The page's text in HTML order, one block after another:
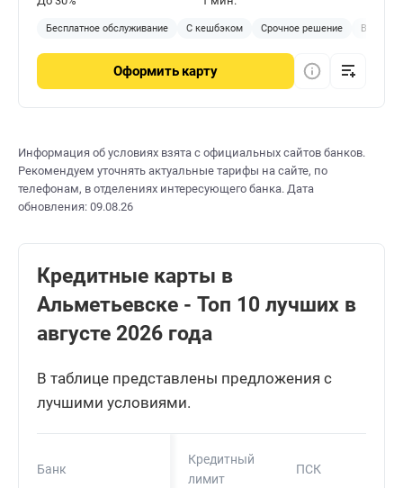
Бесплатное обслуживание С кешбэком Срочное решение
Оформить карту
Информация об условиях взята с официальных сайтов банков.
Рекомендуем уточнять актуальные тарифы на сайте, по
телефонам, в отделениях интересующего банка. Дата
обновления: 09.08.26
Кредитные карты в
Альметьевске - Топ 10 лучших в
августе 2026 года
В таблице представлены предложения с
лучшими условиями.
Банк
Кредитный
лимит
ПСК